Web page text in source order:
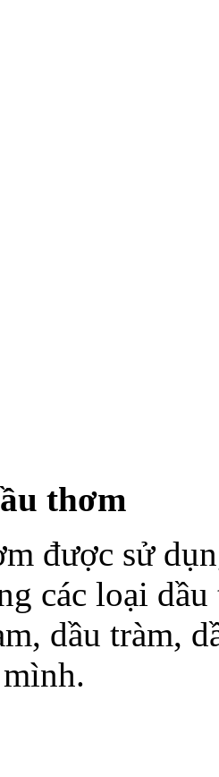
thơm
được sử
các loại
dầu tràm,